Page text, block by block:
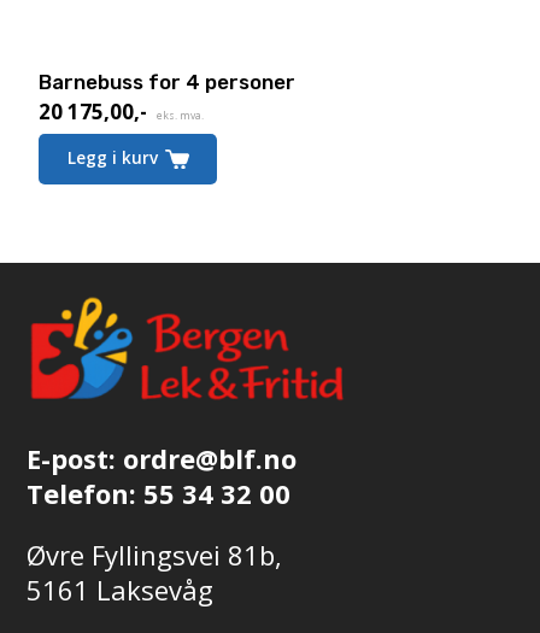
Barnebuss for 4 personer
20 175,00,-
Nåværende
pris
eks. mva.
Legg i kurv
E-post: ordre@blf.no
Telefon: 55 34 32 00
Øvre Fyllingsvei 81b,
5161 Laksevåg